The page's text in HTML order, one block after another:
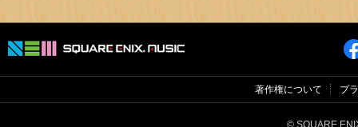
著作権について プ
© SQUARE